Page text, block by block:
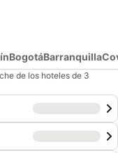
BogotáBarranquilla
de los hoteles de 3